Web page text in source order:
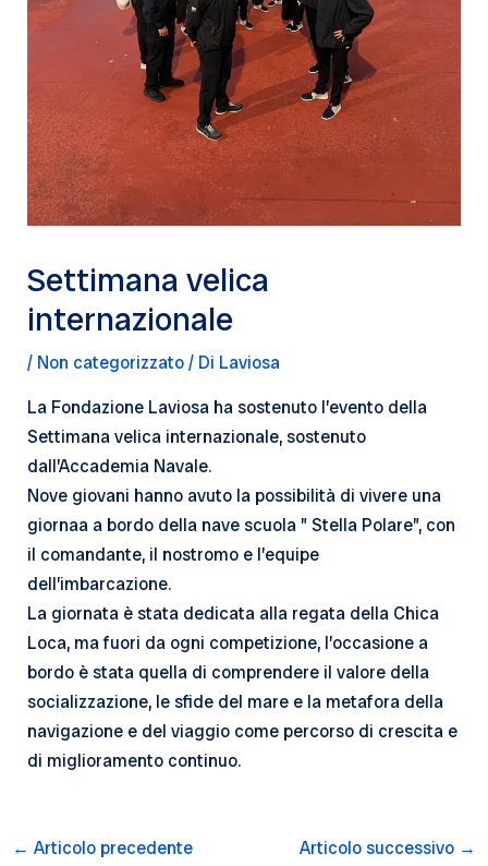
Settimana velica
internazionale
/ Non categorizzato/ Di Laviosa
La Fondazione Laviosa ha sostenuto l’evento della
Settimana velica internazionale, sostenuto
dall’Accademia Navale.
Nove giovani hanno avuto la possibilità di vivere una
giornaa a bordo della nave scuola ” Stella Polare”, con
il comandante, il nostromo e l’equipe
dell’imbarcazione.
La giornata è stata dedicata alla regata della Chica
Loca, ma fuori da ogni competizione, l’occasione a
bordo è stata quella di comprendere il valore della
socializzazione, le sfide del mare e la metafora della
navigazione e del viaggio come percorso di crescita e
di miglioramento continuo.
Navigazione
← Articolo precedente Articolo successivo →